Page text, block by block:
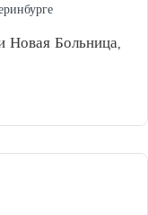
Больница,